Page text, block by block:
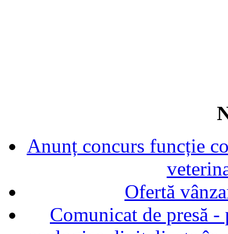
Anunț concurs funcție
Ofertă
Comunicat de presă